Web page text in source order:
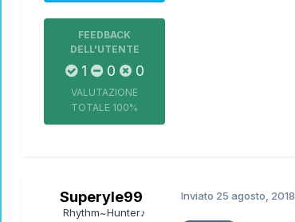
FEEDBACK
DELL'UTENTE
1 0 0
VALUTAZIONE
TOTALE 100%
Superyle99
Rhythm~Hunter♪
Inviato 25 agosto, 2018